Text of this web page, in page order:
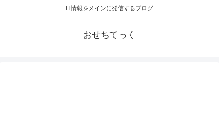
IT情報をメインに発信するブログ
おせちてっく